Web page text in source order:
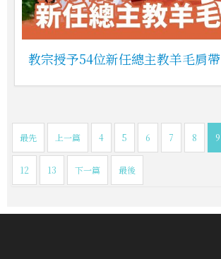
教宗授予54位新任總主教羊毛肩帶
最先 上一篇 4 5 6 7 8 9
12 13 下一篇 最後